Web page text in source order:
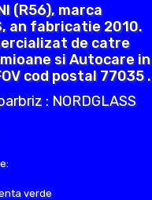
(R56), marca
an fabricatie 2010.
de catre
si Autocare in
cod postal 77035 .
: NORDGLASS
verde